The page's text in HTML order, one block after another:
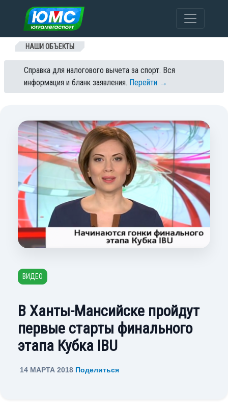
Перейти к содержанию
НАШИ ОБЪЕКТЫ
Справка для налогового вычета за спорт. Вся
информация и бланк заявления. Перейти →
ВИДЕО
В Ханты-Мансийске пройдут
первые старты финального
этапа Кубка IBU
14 МАРТА 2018 Поделиться